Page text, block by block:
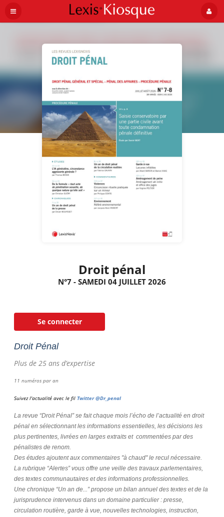
Droit pénal
N°7 - SAMEDI 04 JUILLET 2026
Se connecter
Droit Pénal
Plus de 25 ans d’expertise
11 numéros par an
Suivez l'actualité avec le fil Twitter @Dr_penal
La revue “Droit Pénal” se fait chaque mois l’écho de l’actualité en droit
pénal en sélectionnant les informations essentielles, les décisions les
plus pertinentes, livrées en larges extraits et commentées par des
pénalistes de renom.
Des études ajoutent aux commentaires "à chaud" le recul nécessaire.
La rubrique “Alertes” vous offre une veille des travaux parlementaires,
des textes communautaires et des informations professionnelles.
Une chronique “Un an de...” propose un bilan annuel des textes et de la
jurisprudence intervenus dans un domaine particulier : presse,
circulation routière, garde à vue, nouvelles technologies, instruction,